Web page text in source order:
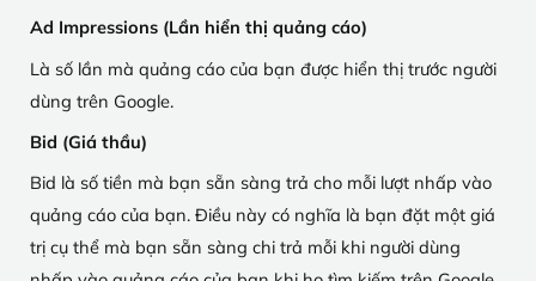
Ad Impressions (Lần hiển thị quảng cáo)
Là số lần mà quảng cáo của bạn được hiển thị trước người
dùng trên Google.
Bid (Giá thầu)
Bid là số tiền mà bạn sẵn sàng trả cho mỗi lượt nhấp vào
quảng cáo của bạn. Điều này có nghĩa là bạn đặt một giá
trị cụ thể mà bạn sẵn sàng chi trả mỗi khi người dùng